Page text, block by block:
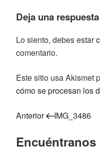
Deja una respuesta
Lo siento, debes estar
comentario.
Este sitio usa Akismet
cómo se procesan los
Navegación
de
Entrada
Anterior IMG_3486
Encuéntranos